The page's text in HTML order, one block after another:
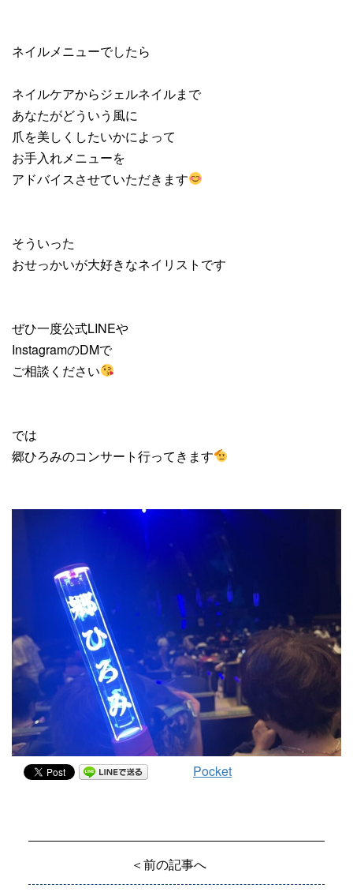
ネイルメニューでしたら
ネイルケアからジェルネイルまで
あなたがどういう風に
爪を美しくしたいかによって
お手入れメニューを
アドバイスさせていただきます
そういった
おせっかいが大好きなネイリストです
ぜひ一度公式LINEや
InstagramのDMで
ご相談ください
では
郷ひろみのコンサート行ってきます
Pocket
＜前の記事へ